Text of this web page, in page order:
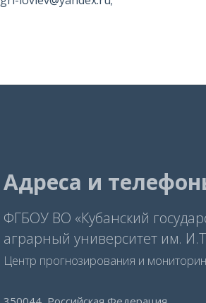
Адреса и
ФГБОУ ВО «Кубанский
аграрный университет им.
Центр прогнозирования и